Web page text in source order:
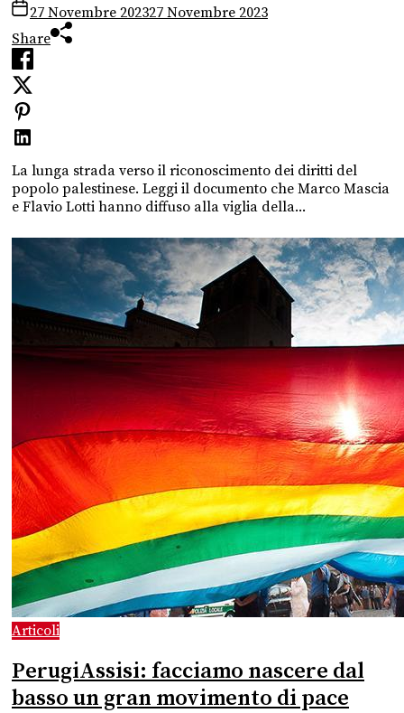
27 Novembre 202327 Novembre 2023
Share
La lunga strada verso il riconoscimento dei diritti del
popolo palestinese. Leggi il documento che Marco Mascia
e Flavio Lotti hanno diffuso alla viglia della...
Articoli
PerugiAssisi: facciamo nascere dal
basso un gran movimento di pace